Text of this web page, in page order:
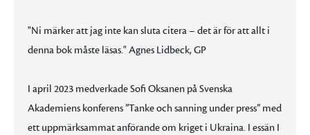
"Ni märker att jag inte kan sluta citera – det är för att allt i
denna bok måste läsas." Agnes Lidbeck, GP
I april 2023 medverkade Sofi Oksanen på Svenska
Akademiens konferens ”Tanke och sanning under press” med
ett uppmärksammat anförande om kriget i Ukraina. I essän I